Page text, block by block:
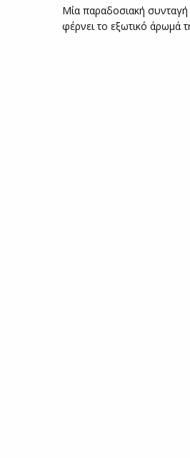
Μία παραδοσιακή
φέρνει το εξωτικό άρωμά